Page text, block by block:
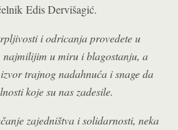
Edis Dervišagić.
i odricanja provedete u
najmilijim u miru i blagostanju, a
trajnog nadahnuća i snage da
koje su nas zadesile.
zajedništva i solidarnosti, neka